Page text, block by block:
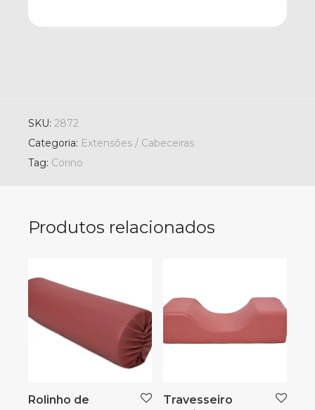
SKU: 2872
Categoria: Extensões / Cabeceiras
Tag: Corino
Produtos relacionados
Rolinho de
Travesseiro